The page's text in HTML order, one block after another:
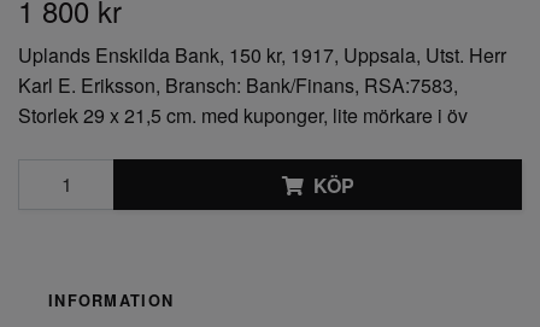
1 800 kr
Uplands Enskilda Bank, 150 kr, 1917, Uppsala, Utst. Herr
Karl E. Eriksson, Bransch: Bank/Finans, RSA:7583,
Storlek 29 x 21,5 cm. med kuponger, lite mörkare i öv
KÖP
INFORMATION